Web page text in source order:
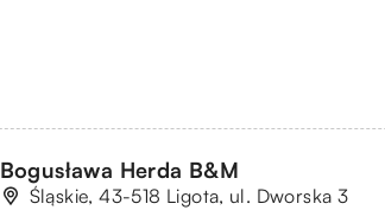
Bogusława Herda B&M
Śląskie, 43-518 Ligota, ul. Dworska 3